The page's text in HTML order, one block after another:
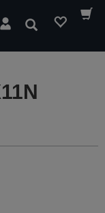
Søk